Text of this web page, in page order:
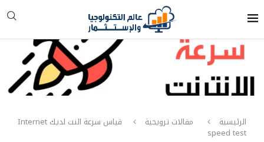
الرئيسية مقالات ترويجية قياس سرعة النت لديك Internet
speed test